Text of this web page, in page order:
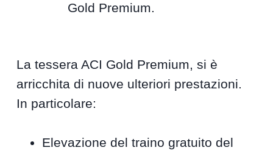
Gold Premium.
La tessera ACI Gold Premium, si è
arricchita di nuove ulteriori prestazioni.
In particolare:
Elevazione del traino gratuito del